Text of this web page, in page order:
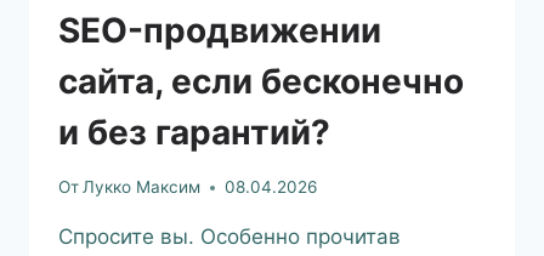
SEO-продвижении
сайта, если бесконечно
и без гарантий?
От Лукко Максим 08.04.2026
Спросите вы. Особенно прочитав